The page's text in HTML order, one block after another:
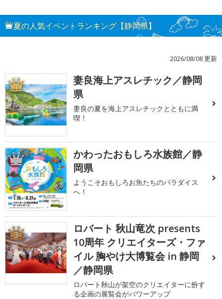
夏の人気イベントランキング【静岡県】
2026/08/08 更新
1
妻良海上アスレチック／静岡
県
妻良の夏を海上アスレチックとともに満
喫！
2
かわったおもしろ水族館／静
岡県
ようこそおもしろお魚たちのパラダイス
へ！
3
ロバート 秋山竜次 presents
10周年 クリエイターズ・ファ
イル 胸やけ大博覧会 in 静岡
／静岡県
ロバート秋山が架空のクリエイターに扮す
る企画の展覧会がパワーアップ